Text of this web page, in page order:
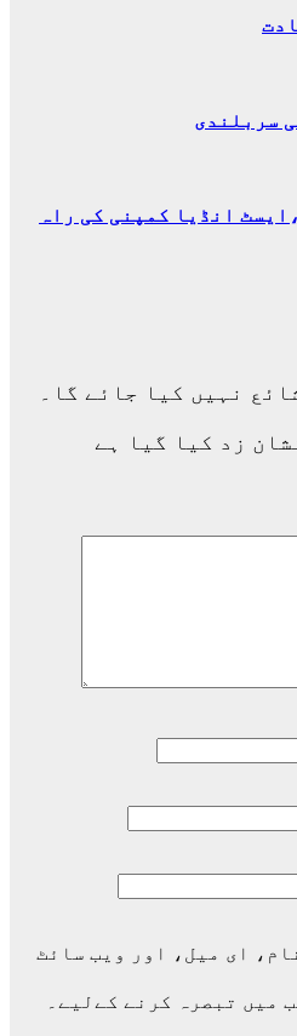
سربلندی
انڈیا کمپنی کی راہ
نہیں کیا جائے گا۔
زد کیا گیا ہے
ای میل، اور ویب سائٹ
میں تبصرہ کرنے کےلیے۔